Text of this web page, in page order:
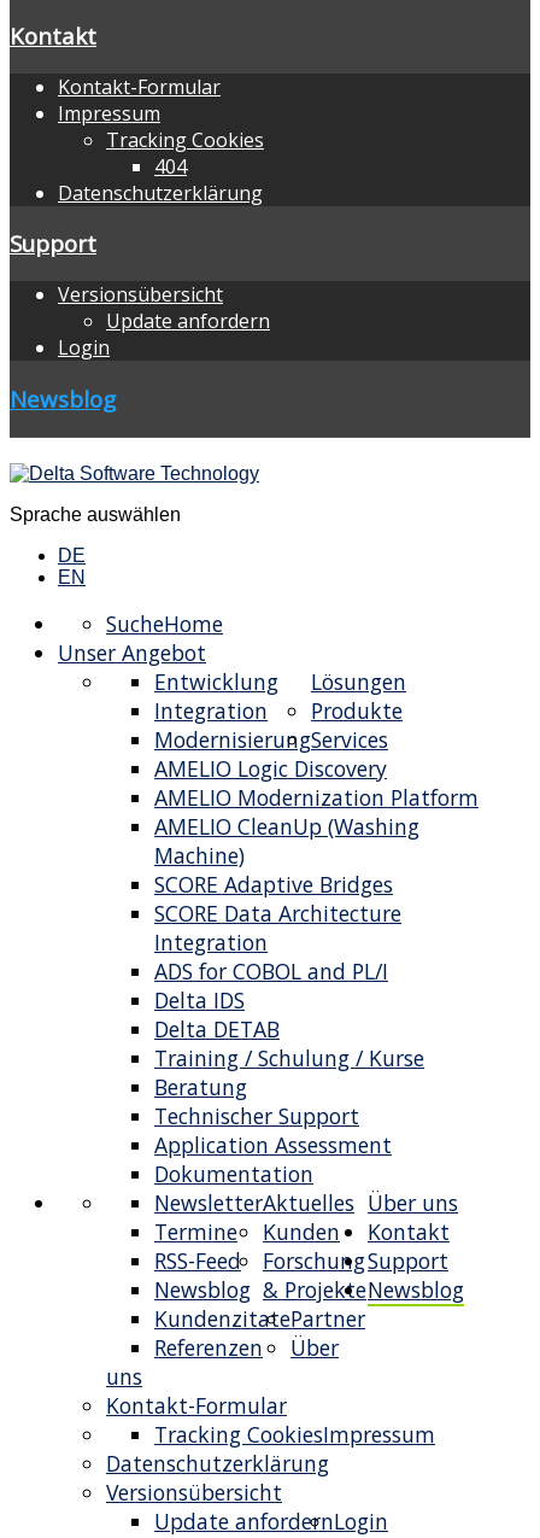
Kontakt
Kontakt-Formular
Impressum
Tracking Cookies
404
Datenschutzerklärung
Support
Versionsübersicht
Update anfordern
Login
Newsblog
Sprache auswählen
DE
EN
Home
Suche
Unser Angebot
Lösungen
Entwicklung
Integration
Modernisierung
Produkte
AMELIO Logic Discovery
AMELIO Modernization Platform
AMELIO CleanUp (Washing
Machine)
SCORE Adaptive Bridges
SCORE Data Architecture
Integration
ADS for COBOL and PL/I
Delta IDS
Delta DETAB
Services
Training / Schulung / Kurse
Beratung
Technischer Support
Application Assessment
Dokumentation
Über uns
Aktuelles
Newsletter
Termine
RSS-Feed
Newsblog
Kunden
Kundenzitate
Referenzen
Forschung
& Projekte
Partner
Über
uns
Kontakt
Kontakt-Formular
Impressum
Tracking Cookies
Datenschutzerklärung
Support
Versionsübersicht
Update anfordernLogin
Newsblog